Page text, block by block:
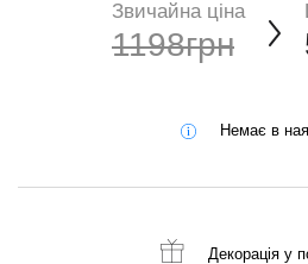
Звичайна ціна
1198грн
Немає в
Декорація у